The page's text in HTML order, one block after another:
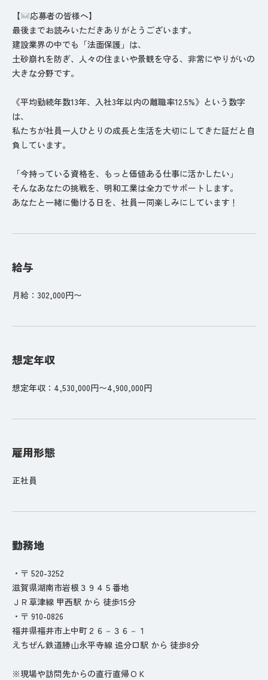
【
応募者の皆様へ】
最後までお読みいただきありがとうございます。
建設業界の中でも「法面保護」は、
土砂崩れを防ぎ、人々の住まいや景観を守る、非常にやりがいの
大きな分野です。
《平均勤続年数13年、入社3年以内の離職率12.5%》という数字
は、
私たちが社員一人ひとりの成長と生活を大切にしてきた証だと自
負しています。
「今持っている資格を、もっと価値ある仕事に活かしたい」
そんなあなたの挑戦を、明和工業は全力でサポートします。
あなたと一緒に働ける日を、社員一同楽しみにしています！
給与
月給：302,000円〜
想定年収
想定年収：4,530,000円〜4,900,000円
雇用形態
正社員
勤務地
・〒 520-3252
滋賀県湖南市岩根３９４５番地
ＪＲ草津線 甲西駅 から 徒歩15分
・〒 910-0826
福井県福井市上中町２６－３６－１
えちぜん鉄道勝山永平寺線 追分口駅 から 徒歩8分
※現場や訪問先からの直行直帰ＯＫ